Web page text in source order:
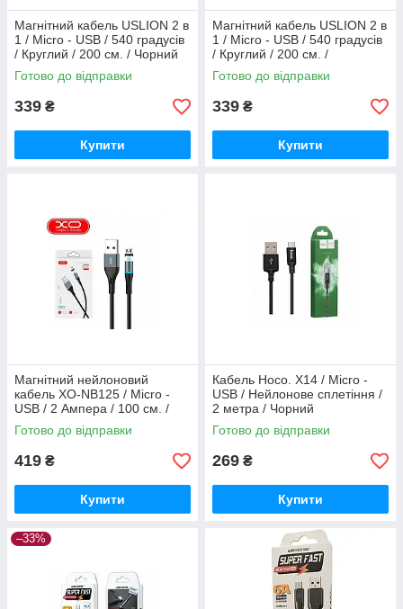
Магнітний кабель USLION 2 в
1 / Micro - USB / 540 градусів
/ Круглий / 200 см. / Чорний
Готово до відправки
339 ₴
Купити
Магнітний кабель USLION 2 в
1 / Micro - USB / 540 градусів
/ Круглий / 200 см. /
Блакитний
Готово до відправки
339 ₴
Купити
Магнітний нейлоновий
кабель XO-NB125 / Micro -
USB / 2 Ампера / 100 см. /
Чорний
Готово до відправки
419 ₴
Купити
Кабель Hoco. X14 / Micro -
USB / Нейлонове сплетіння /
2 метра / Чорний
Готово до відправки
269 ₴
Купити
–33%